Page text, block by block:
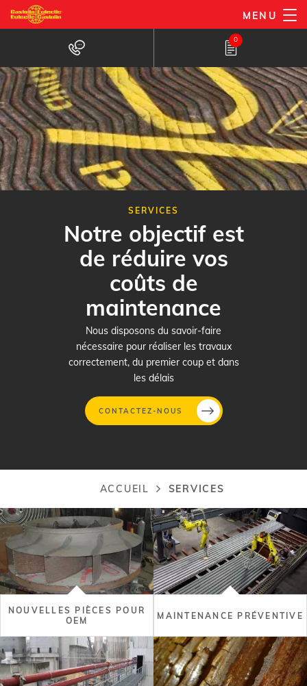
Aller
au
principal
MENU
0
SERVICES
Notre objectif est
de réduire vos
coûts de
maintenance
Nous disposons du savoir-faire
nécessaire pour réaliser les travaux
correctement, du premier coup et dans
les délais
CONTACTEZ-NOUS
contenu
Fil
d'Ariane
ACCUEIL SERVICES
NOUVELLES PIÈCES POUR
OEM
MAINTENANCE PRÉVENTIVE